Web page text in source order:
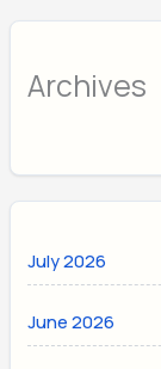
Archives
July 2026
June 2026